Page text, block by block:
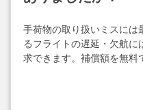
手荷物の取り扱いミスには
るフライトの遅延・欠航
求できます。補償額を無料